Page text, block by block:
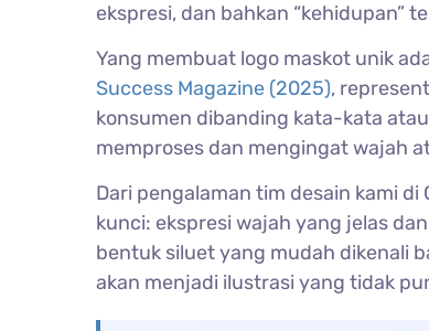
ekspresi, dan bahkan “kehidupan”
Yang membuat logo maskot unik
Success Magazine (2025),
konsumen dibanding kata-kata
memproses dan mengingat wajah
Dari pengalaman tim desain kami
kunci: ekspresi wajah yang jelas
bentuk siluet yang mudah dikenali
akan menjadi ilustrasi yang tidak